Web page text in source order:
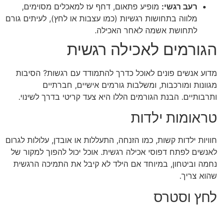
רעב רגשי: מופיע פתאום, דחף עז למאכלים מסוימים,
מלווה בתחושות רגשיות (כמו עצבות או לחץ), לעיתים גורם
לתחושת אשמה לאחר האכילה.
הגורמים לאכילה רגשית
מדוע אנשים פונים לאוכל כדרך להתמודד עם רגשות? הסיבות
מגוונות ומורכבות, ומשלבות גורמים אישיים, חברתיים
ותרבותיים. הבנת הגורמים הללו היא צעד קריטי בדרך לשינוי.
טראומות ילדות
חוויות ילדות קשות, כמו הזנחה, התעללות או אובדן, עלולות לגרום
לאנשים לפתח דפוסי אכילה רגשית. אוכל יכול להפוך למקור של
נחמה וביטחון, במיוחד אם הילד לא קיבל את התמיכה הרגשית
שהוא צריך.
לחץ וסטרס